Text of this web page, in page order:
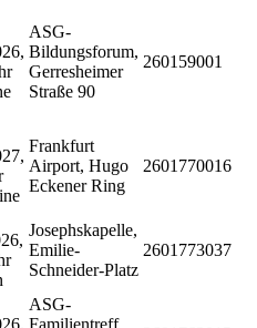
ASG-
Bildungsforum,
Gerresheimer
Straße 90
260159001
Frankfurt
Airport, Hugo
Eckener Ring
2601770016
Josephskapelle,
Emilie-
Schneider-Platz
2601773037
ASG-
Familientreff